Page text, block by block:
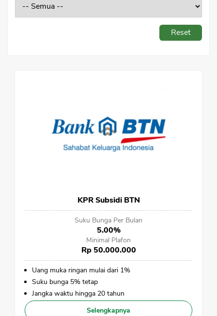
Sekuritas Saham
Asuransi Jiwa
Asuransi Kesehatan
Asuransi Syariah
Reset
KPR Subsidi BTN
Suku Bunga Per Bulan
5.00%
Minimal Plafon
Rp 50.000.000
Uang muka ringan mulai dari 1%
Suku bunga 5% tetap
Jangka waktu hingga 20 tahun
Selengkapnya